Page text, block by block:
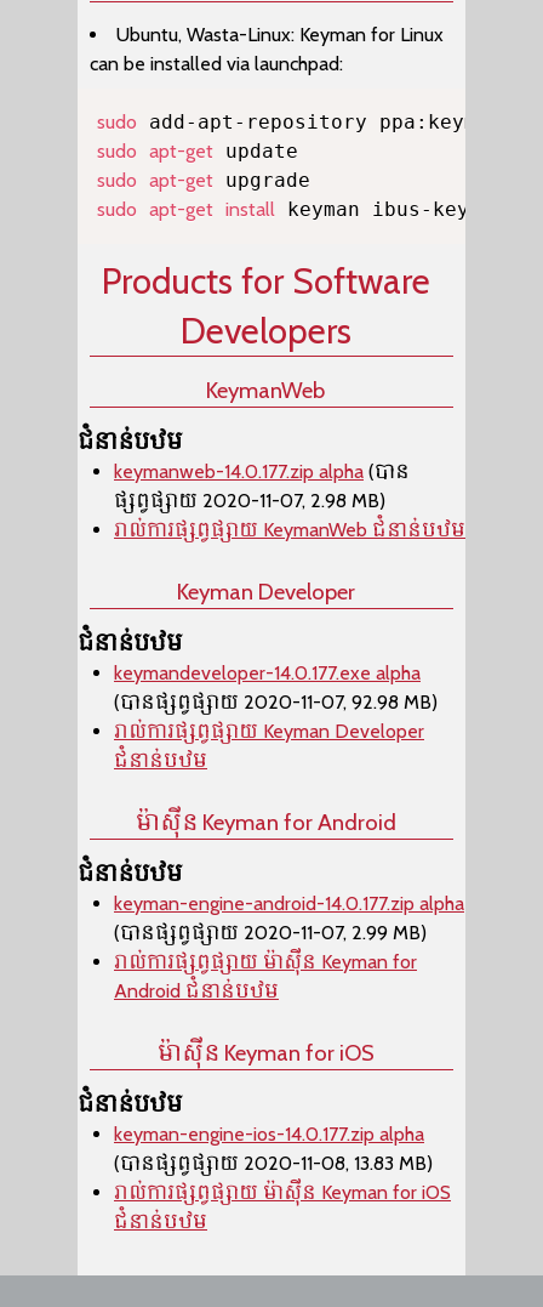
Ubuntu, Wasta-Linux: Keyman for Linux
can be installed via launchpad:
sudo
sudo apt-get
sudo apt-get
sudo apt-get install keyman ibus-keyman
Products for Software
Developers
KeymanWeb
ជំនាន់បឋម
keymanweb-14.0.177.zip alpha (បាន
ផ្សព្វផ្សាយ 2020-11-07, 2.98 MB)
រាល់ការផ្សព្វផ្សាយ KeymanWeb ជំនាន់បឋម
Keyman Developer
ជំនាន់បឋម
keymandeveloper-14.0.177.exe alpha
(បានផ្សព្វផ្សាយ 2020-11-07, 92.98 MB)
រាល់ការផ្សព្វផ្សាយ Keyman Developer
ជំនាន់បឋម
ម៉ាស៊ីន​ Keyman for Android
ជំនាន់បឋម
keyman-engine-android-14.0.177.zip alpha
(បានផ្សព្វផ្សាយ 2020-11-07, 2.99 MB)
រាល់ការផ្សព្វផ្សាយ ម៉ាស៊ីន​ Keyman for
Android ជំនាន់បឋម
ម៉ាស៊ីន​ Keyman for iOS
ជំនាន់បឋម
keyman-engine-ios-14.0.177.zip alpha
(បានផ្សព្វផ្សាយ 2020-11-08, 13.83 MB)
រាល់ការផ្សព្វផ្សាយ ម៉ាស៊ីន​ Keyman for iOS
ជំនាន់បឋម